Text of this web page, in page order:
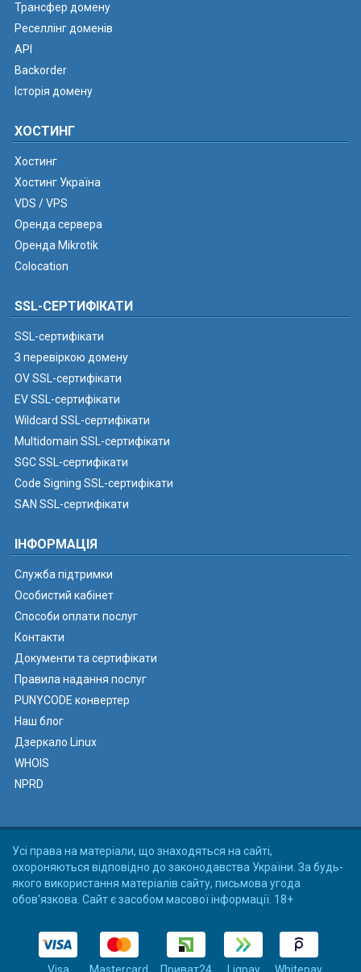
Трансфер домену
Реселлінг доменів
API
Backorder
Історія домену
ХОСТИНГ
Хостинг
Хостинг Україна
VDS / VPS
Оренда сервера
Оренда Mikrotik
Colocation
SSL-СЕРТИФІКАТИ
SSL-сертифікати
З перевіркою домену
OV SSL-сертифікати
EV SSL-сертифікати
Wildcard SSL-сертифікати
Multidomain SSL-сертифікати
SGC SSL-сертифікати
Code Signing SSL-сертифікати
SAN SSL-сертифікати
ІНФОРМАЦІЯ
Служба підтримки
Особистий кабінет
Способи оплати послуг
Контакти
Документи та сертифікати
Правила надання послуг
PUNYCODE конвертер
Наш блог
Дзеркало Linux
WHOIS
NPRD
Усі права на матеріали, що знаходяться на сайті,
охороняються відповідно до законодавства України. За будь-
якого використання матеріалів сайту, письмова угода
обов'язкова. Сайт є засобом масової інформації. 18+